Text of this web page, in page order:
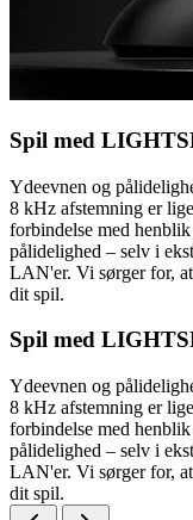
Spil med
Ydeevnen og
8 kHz afstemning er
forbindelse med
pålidelighed – selv i
LAN'er. Vi sørger for,
dit spil.
Spil med
Ydeevnen og
8 kHz afstemning er
forbindelse med
pålidelighed – selv i
LAN'er. Vi sørger for,
dit spil.